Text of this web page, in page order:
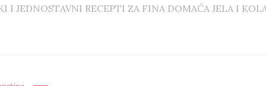
I JEDNOSTAVNI RECEPTI ZA FINA DOMAĆA JELA I